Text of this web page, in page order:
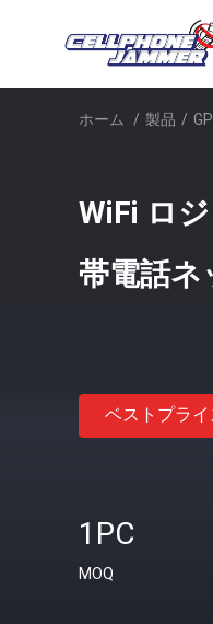
ホーム / 製品 /
WiFi ロ
帯電話
ベストプライ
1PC
MOQ